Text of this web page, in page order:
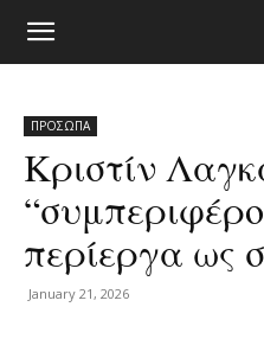
ΠΡΟΣΩΠΑ
Κριστίν
περίεργα ως
January 21, 2026